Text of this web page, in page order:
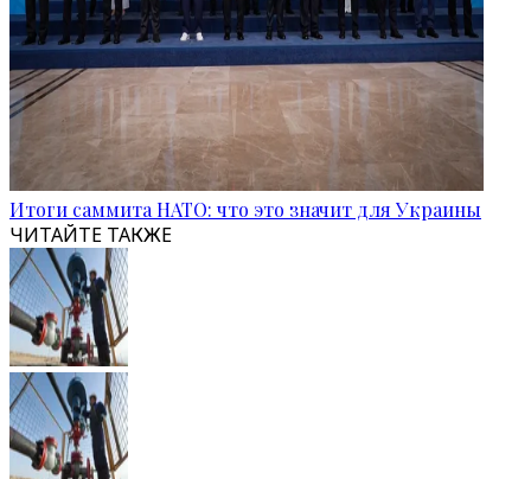
Итоги саммита НАТО: что это значит для Украины
ЧИТАЙТЕ ТАКЖЕ